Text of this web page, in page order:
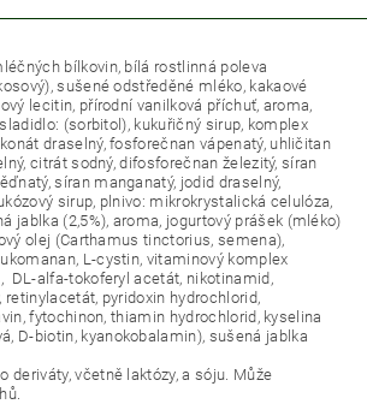
bílkovin, bílá rostlinná poleva
sušené odstředěné mléko, kakaové
lecitin, přírodní vanilková příchuť, aroma,
(sorbitol), kukuřičný sirup, komplex
draselný, fosforečnan vápenatý, uhličitan
citrát sodný, difosforečnan železitý, síran
síran manganatý, jodid draselný,
sirup, plnivo: mikrokrystalická celulóza,
jablka (2,5%), aroma, jogurtový prášek (mléko)
olej (Carthamus tinctorius, semena),
L-cystin, vitaminový komplex
DL-alfa-tokoferyl acetát, nikotinamid,
retinylacetát, pyridoxin hydrochlorid,
fytochinon, thiamin hydrochlorid, kyselina
D-biotin, kyanokobalamin), sušená jablka
deriváty, včetně laktózy, a sóju. Může